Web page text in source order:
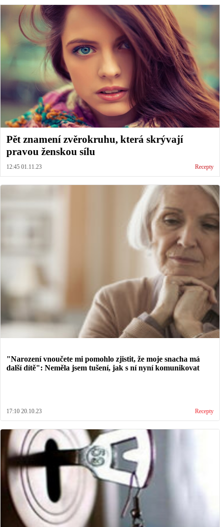
Pět znamení zvěrokruhu, která skrývají
pravou ženskou sílu
12:45 01.11.23 Recepty
"Narození vnoučete mi pomohlo zjistit, že moje snacha má
další dítě": Neměla jsem tušení, jak s ní nyní komunikovat
17:10 20.10.23 Recepty